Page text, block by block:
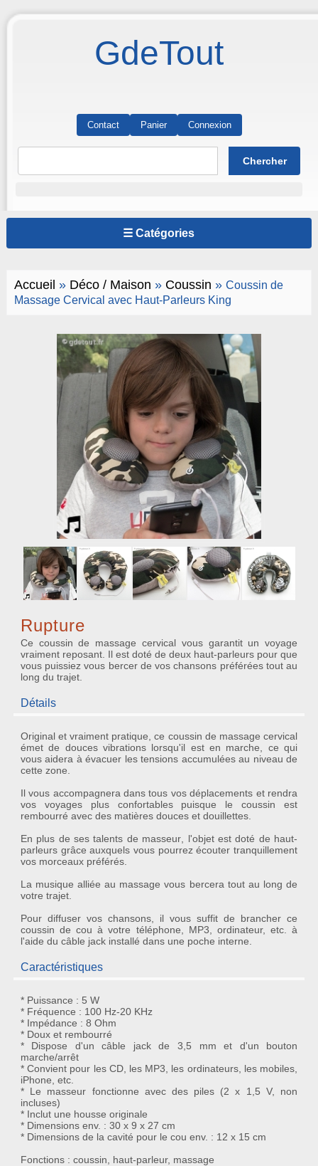
GdeTout
Contact Panier Connexion
☰ Catégories
Accueil » Déco / Maison » Coussin » Coussin de
Massage Cervical avec Haut-Parleurs King
Rupture
Ce coussin de massage cervical vous garantit un voyage
vraiment reposant. Il est doté de deux haut-parleurs pour que
vous puissiez vous bercer de vos chansons préférées tout au
long du trajet.
Détails
Original et vraiment pratique, ce coussin de massage cervical
émet de douces vibrations lorsqu'il est en marche, ce qui
vous aidera à évacuer les tensions accumulées au niveau de
cette zone.
Il vous accompagnera dans tous vos déplacements et rendra
vos voyages plus confortables puisque le coussin est
rembourré avec des matières douces et douillettes.
En plus de ses talents de masseur , l'objet est doté de haut-
parleursgrâce auxquels vous pourrez écouter tranquillement
vos morceaux préférés.
La musique alliée au massage vous bercera tout au long de
votre trajet.
Pour diffuser vos chansons, il vous suffit de brancher ce
coussin de cou à votre téléphone, MP3, ordinateur, etc. à
l'aide du câble jack installé dans une poche interne.
Caractéristiques
* Puissance : 5 W
* Fréquence : 100 Hz-20 KHz
* Impédance : 8 Ohm
* Doux et rembourré
* Dispose d'un câble jack de 3,5 mm et d'un bouton
marche/arrêt
* Convient pour les CD, les MP3, les ordinateurs, les mobiles,
iPhone, etc.
* Le masseur fonctionne avec des piles (2 x 1,5 V, non
incluses)
* Inclut une housse originale
* Dimensions env. : 30 x 9 x 27 cm
* Dimensions de la cavité pour le cou env. : 12 x 15 cm
Fonctions : coussin, haut-parleur, massage